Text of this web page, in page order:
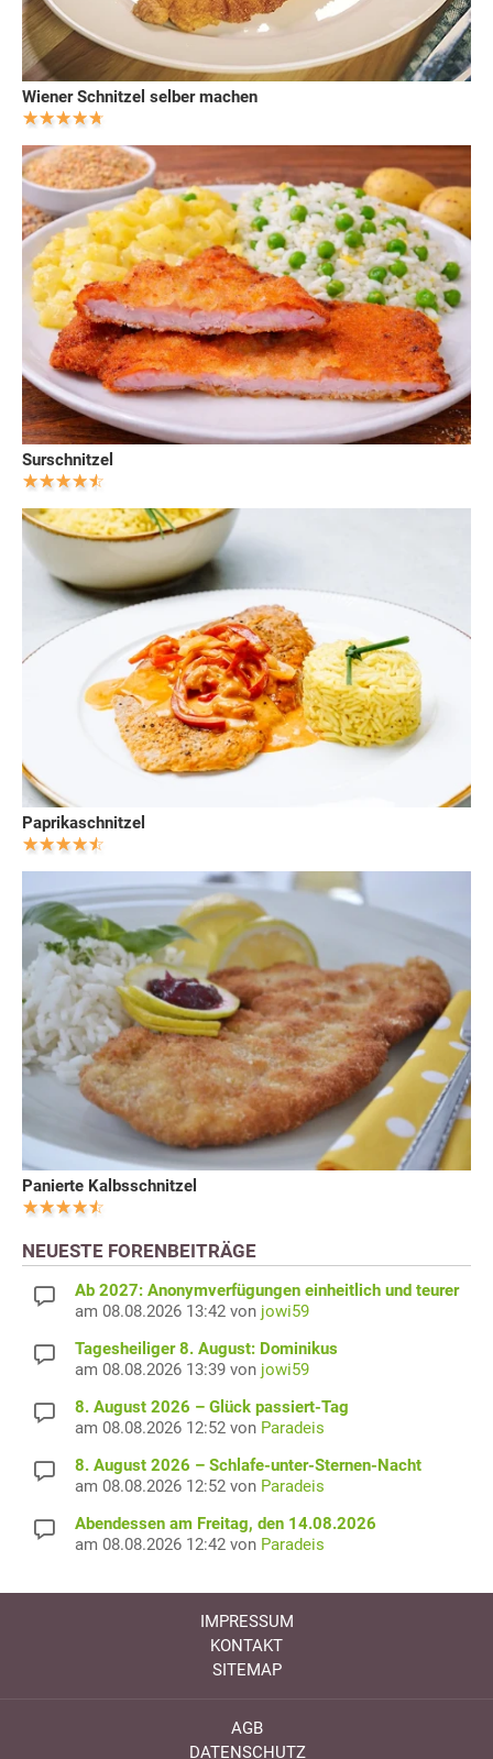
Wiener Schnitzel selber machen
Surschnitzel
Paprikaschnitzel
Panierte Kalbsschnitzel
NEUESTE FORENBEITRÄGE
Ab 2027: Anonymverfügungen einheitlich und teurer
am 08.08.2026 13:42 von jowi59
Tagesheiliger 8. August: Dominikus
am 08.08.2026 13:39 von jowi59
8. August 2026 – Glück passiert-Tag
am 08.08.2026 12:52 von Paradeis
8. August 2026 – Schlafe-unter-Sternen-Nacht
am 08.08.2026 12:52 von Paradeis
Abendessen am Freitag, den 14.08.2026
am 08.08.2026 12:42 von Paradeis
IMPRESSUM
KONTAKT
SITEMAP
AGB
DATENSCHUTZ